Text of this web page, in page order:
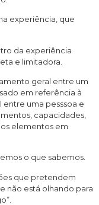
experiência, que
da experiência
e limitadora.
geral entre um
em referência à
uma pesssoa e
capacidades,
elementos em
o que sabemos.
que pretendem
não está olhando para